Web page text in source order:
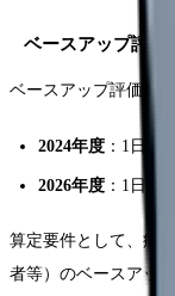
ベースアップ評価
ベースアップ評価料I
2024年度 ：1日あ
2026年度 ：1日あ
算定要件として、病
者等）のベースアッ